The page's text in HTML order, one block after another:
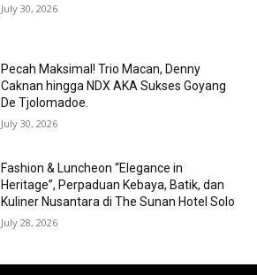
July 30, 2026
Pecah Maksimal! Trio Macan, Denny
Caknan hingga NDX AKA Sukses Goyang
De Tjolomadoe.
July 30, 2026
Fashion & Luncheon “Elegance in
Heritage”, Perpaduan Kebaya, Batik, dan
Kuliner Nusantara di The Sunan Hotel Solo
July 28, 2026